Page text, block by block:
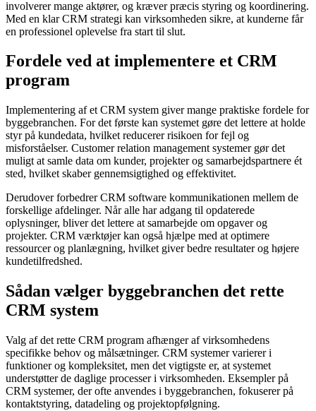
involverer mange aktører, og kræver præcis styring og koordinering.
Med en klar CRM strategi kan virksomheden sikre, at kunderne får
en professionel oplevelse fra start til slut.
Fordele ved at implementere et CRM
program
Implementering af et CRM system giver mange praktiske fordele for
byggebranchen. For det første kan systemet gøre det lettere at holde
styr på kundedata, hvilket reducerer risikoen for fejl og
misforståelser. Customer relation management systemer gør det
muligt at samle data om kunder, projekter og samarbejdspartnere ét
sted, hvilket skaber gennemsigtighed og effektivitet.
Derudover forbedrer CRM software kommunikationen mellem de
forskellige afdelinger. Når alle har adgang til opdaterede
oplysninger, bliver det lettere at samarbejde om opgaver og
projekter. CRM værktøjer kan også hjælpe med at optimere
ressourcer og planlægning, hvilket giver bedre resultater og højere
kundetilfredshed.
Sådan vælger byggebranchen det rette
CRM system
Valg af det rette CRM program afhænger af virksomhedens
specifikke behov og målsætninger. CRM systemer varierer i
funktioner og kompleksitet, men det vigtigste er, at systemet
understøtter de daglige processer i virksomheden. Eksempler på
CRM systemer, der ofte anvendes i byggebranchen, fokuserer på
kontaktstyring, datadeling og projektopfølgning.